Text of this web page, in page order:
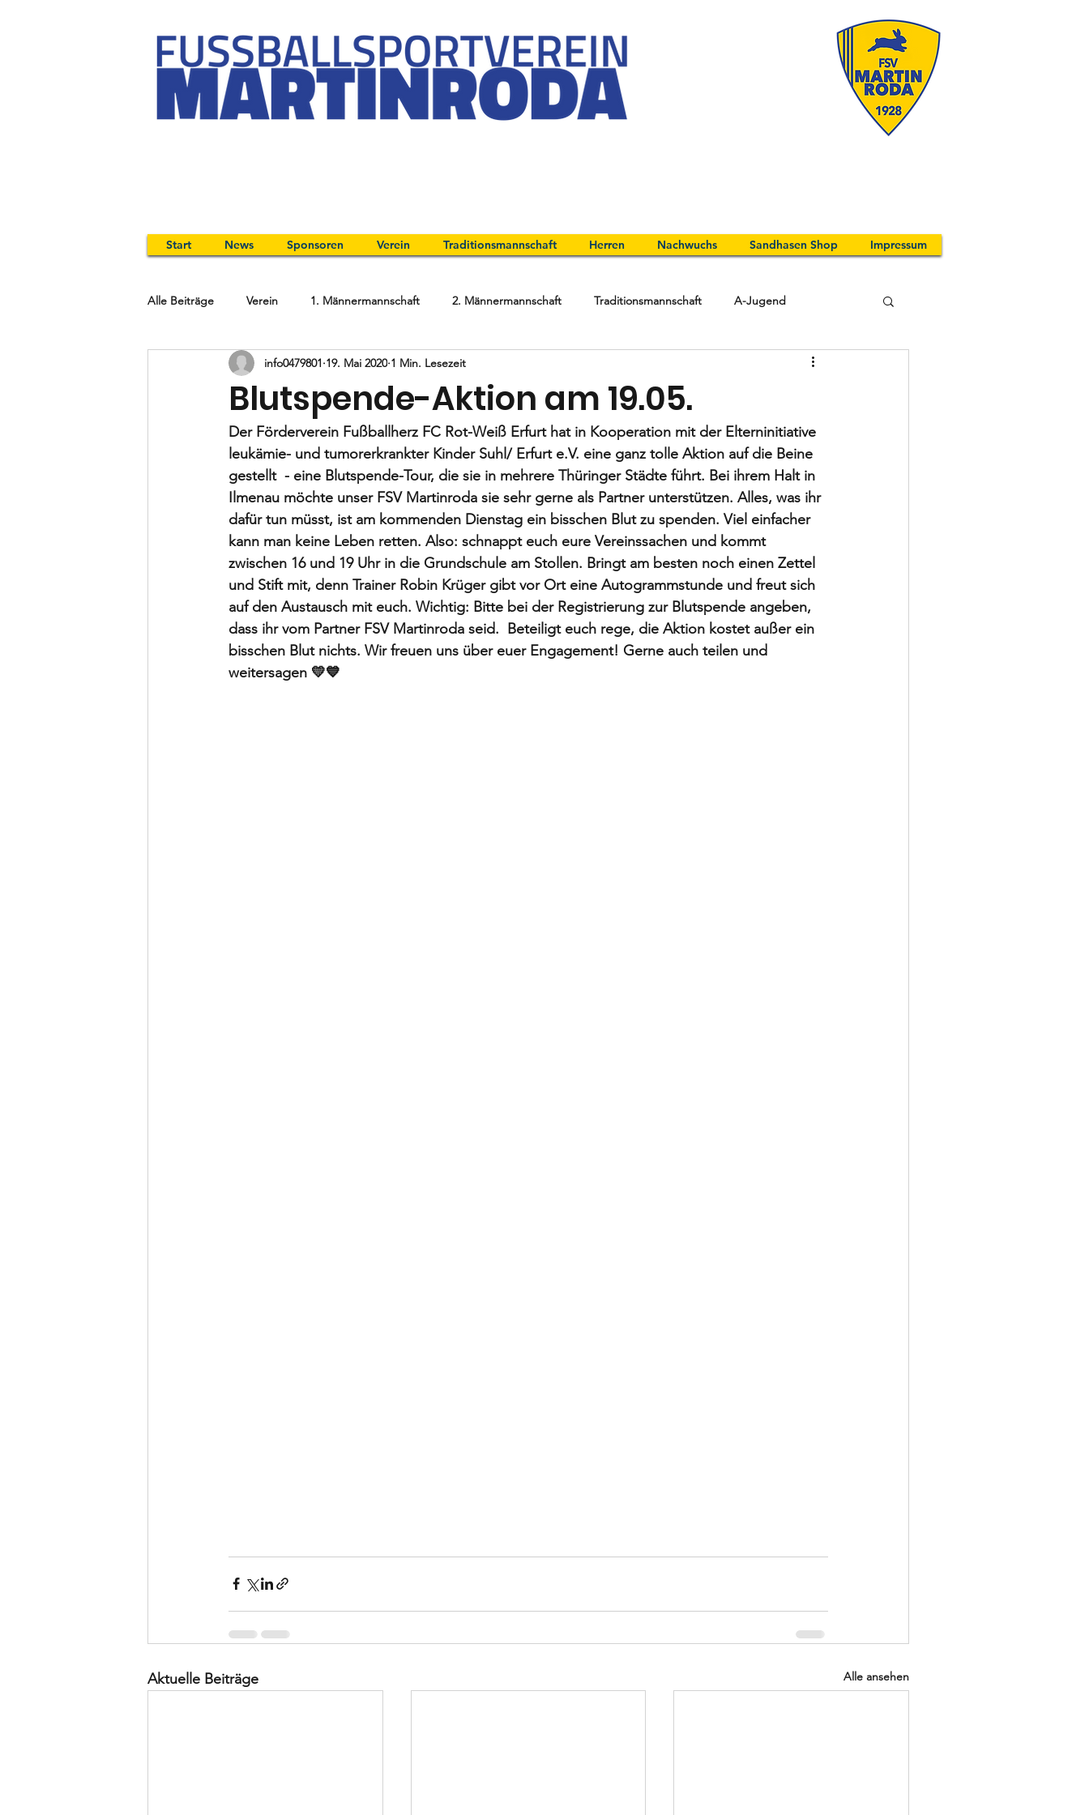
Start News Sponsoren Verein Traditionsmannschaft Herren Nachwuchs Sandhasen Shop Impressum
Alle Beiträge Verein 1. Männermannschaft 2. Männermannschaft Traditionsmannschaft A-Jugend
B-Jugend C-Jugend D-Jugend E-Jugend
Blutspende-Aktion am 19.05.
info0479801 19. Mai 2020 1 Min. Lesezeit
Der Förderverein Fußballherz FC Rot-Weiß Erfurt hat in Kooperation mit der Elterninitiative
leukämie- und tumorerkrankter Kinder Suhl/ Erfurt e.V. eine ganz tolle Aktion auf die Beine
gestellt  - eine Blutspende-Tour, die sie in mehrere Thüringer Städte führt. Bei ihrem Halt in
Ilmenau möchte unser FSV Martinroda sie sehr gerne als Partner unterstützen. Alles, was ihr
dafür tun müsst, ist am kommenden Dienstag ein bisschen Blut zu spenden. Viel einfacher
kann man keine Leben retten. Also: schnappt euch eure Vereinssachen und kommt
zwischen 16 und 19 Uhr in die Grundschule am Stollen. Bringt am besten noch einen Zettel
und Stift mit, denn Trainer Robin Krüger gibt vor Ort eine Autogrammstunde und freut sich
auf den Austausch mit euch. Wichtig: Bitte bei der Registrierung zur Blutspende angeben,
dass ihr vom Partner FSV Martinroda seid.  Beteiligt euch rege, die Aktion kostet außer ein
bisschen Blut nichts. Wir freuen uns über euer Engagement! Gerne auch teilen und
weitersagen 💛💙
Aktuelle Beiträge Alle ansehen